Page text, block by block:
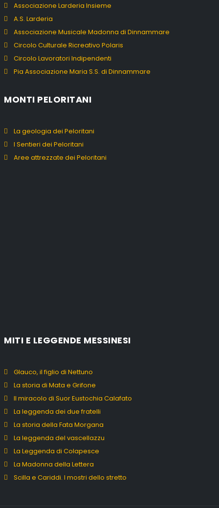
Associazione Larderia Insieme
A.S. Larderia
Associazione Musicale Madonna di Dinnammare
Circolo Culturale Ricreativo Polaris
Circolo Lavoratori Indipendenti
Pia Associazione Maria S.S. di Dinnammare
MONTI PELORITANI
La geologia dei Peloritani
I Sentieri dei Peloritani
Aree attrezzate dei Peloritani
MITI E LEGGENDE MESSINESI
Glauco, il figlio di Nettuno
La storia di Mata e Grifone
Il miracolo di Suor Eustochia Calafato
La leggenda dei due fratelli
La storia della Fata Morgana
La leggenda del vascellazzu
La Leggenda di Colapesce
La Madonna della Lettera
Scilla e Cariddi. I mostri dello stretto